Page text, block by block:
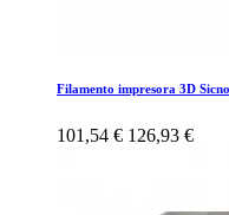
Filamento impresora 3D
101,54 € 126,93 €